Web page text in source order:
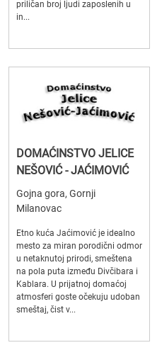
priličan broj ljudi zaposlenih u
in...
DOMAĆINSTVO JELICE
NEŠOVIĆ - JAĆIMOVIĆ
Gojna gora, Gornji
Milanovac
Etno kuća Jaćimović je idealno
mesto za miran porodični odmor
u netaknutoj prirodi, smeštena
na pola puta između Divčibara i
Kablara. U prijatnoj domaćoj
atmosferi goste očekuju udoban
smeštaj, čist v...